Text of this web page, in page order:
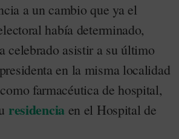
a un cambio que ya el
había determinado,
celebrado asistir a su último
en la misma localidad
farmacéutica de hospital,
residenciaen el Hospital de